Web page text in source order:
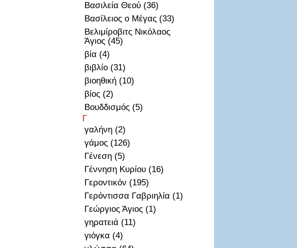
Βασιλεία Θεού (36)
Βασίλειος ο Μέγας (33)
Βελιμίροβιτς Νικόλαος
Άγιος (45)
βία (4)
βιβλίο (31)
βιοηθική (10)
βίος (2)
Βουδδισμός (5)
Γ
γαλήνη (2)
γάμος (126)
Γένεση (5)
Γέννηση Κυρίου (16)
Γεροντικόν (195)
Γερόντισσα Γαβριηλία (1)
Γεώργιος Άγιος (1)
γηρατειά (11)
γιόγκα (4)